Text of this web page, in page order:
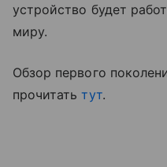
устройство будет
миру.
Обзор первого
прочитатьтут.